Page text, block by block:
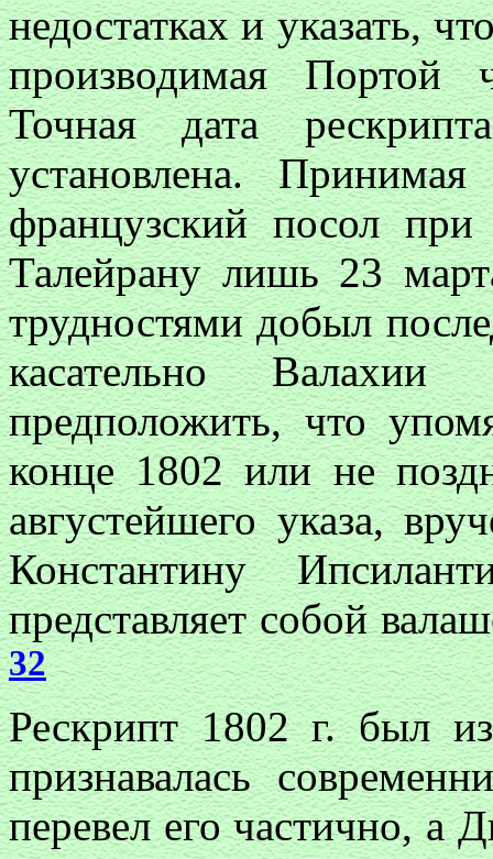
недостатках и указать,
производимая Портой
Точная дата
установлена.
французский посол
Талейрану лишь 23
трудностями добыл
касательно
предположить, что
конце 1802 или не
августейшего указа,
Константину
представляет собой
32
Рескрипт 1802 г. был
признавалась
перевел его частично,